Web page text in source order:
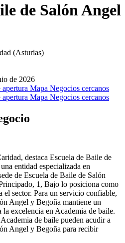
de Salón Angel
(Asturias)
de 2026
Mapa Negocios cercanos
Mapa Negocios cercanos
destaca Escuela de Baile de
entidad especializada en
de Escuela de Baile de Salón
1, Bajo lo posiciona como
el sector. Para un servicio confiable,
Angel y Begoña mantiene un
excelencia en Academia de baile.
de baile pueden acudir a
Angel y Begoña para recibir